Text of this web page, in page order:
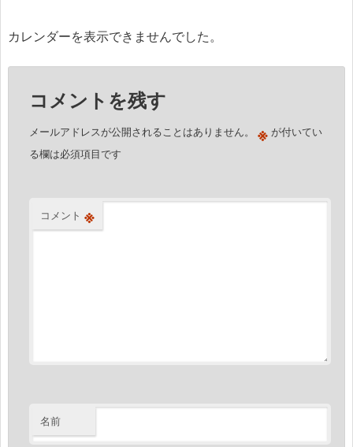
ビ
カレンダーを表示できませんでした。
コメントを残す
メールアドレスが公開されることはありません。 ※が付いてい
る欄は必須項目です
コメント ※
名前